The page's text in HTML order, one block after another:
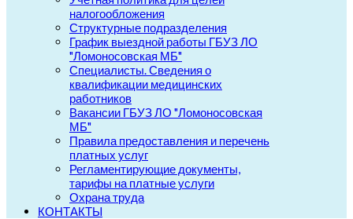
налогообложения
Структурные подразделения
График выездной работы ГБУЗ ЛО
"Ломоносовская МБ"
Специалисты. Сведения о
квалификации медицинских
работников
Вакансии ГБУЗ ЛО "Ломоносовская
МБ"
Правила предоставления и перечень
платных услуг
Регламентирующие документы,
тарифы на платные услуги
Охрана труда
КОНТАКТЫ